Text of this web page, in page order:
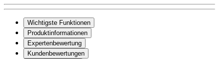
Wichtigste Funktionen
Produktinformationen
Expertenbewertung
Kundenbewertungen